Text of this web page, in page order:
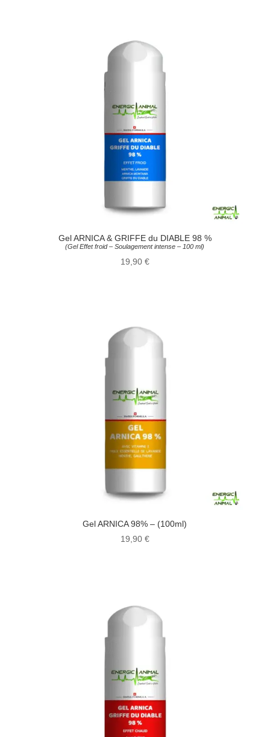
Gel ARNICA & GRIFFE du DIABLE 98 %
(Gel Effet froid – Soulagement intense – 100 ml)
19,90 €
Gel ARNICA 98% – (100ml)
19,90 €